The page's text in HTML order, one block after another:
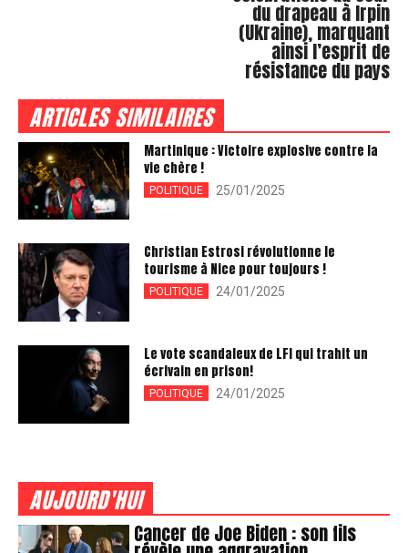
du drapeau à Irpin
(Ukraine), marquant
ainsi l’esprit de
résistance du pays
ARTICLES SIMILAIRES
Martinique : Victoire explosive contre la
vie chère !
POLITIQUE 25/01/2025
Christian Estrosi révolutionne le
tourisme à Nice pour toujours !
POLITIQUE 24/01/2025
Le vote scandaleux de LFI qui trahit un
écrivain en prison!
POLITIQUE 24/01/2025
AUJOURD'HUI
Cancer de Joe Biden : son fils